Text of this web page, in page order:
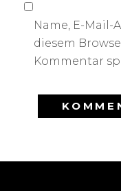
Name, E-Mail-
diesem
Kommentar